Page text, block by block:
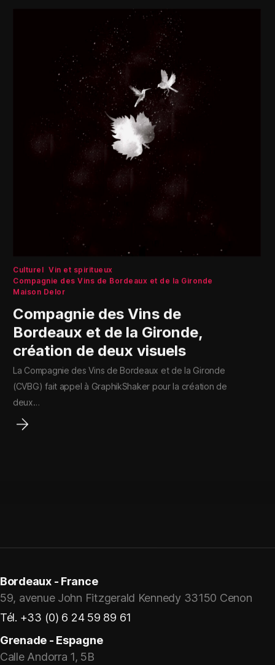
Culturel Vin et spiritueux
Compagnie des Vins de Bordeaux et de la Gironde
Maison Delor
Compagnie des Vins de
Bordeaux et de la Gironde,
création de deux visuels
La Compagnie des Vins de Bordeaux et de la Gironde
(CVBG) fait appel à GraphikShaker pour la création de
deux…
Bordeaux - France
59, avenue John Fitzgerald Kennedy 33150 Cenon
Tél. +33 (0) 6 24 59 89 61
Grenade - Espagne
Calle Andorra 1, 5B